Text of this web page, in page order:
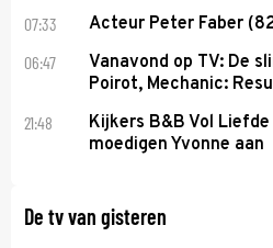
07:33 Acteur Peter Faber
06:47
Vanavond op TV: De
Poirot, Mechanic:
21:48
Kijkers B&B Vol
moedigen Yvonne aan
De tv van gisteren